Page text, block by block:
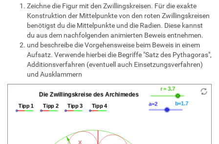
Zeichne die Figur mit den Zwillingskreisen. Für die exakte
Konstruktion der Mittelpunkte von den roten Zwillingskreisen
benötigst du die Mittelpunkte und die Radien. Diese kannst
du aus dem nachfolgenden animierten Beweis entnehmen.
und beschreibe die Vorgehensweise beim Beweis in einem
Aufsatz. Verwende hierbei die Begriffe "Satz des Pythagoras",
Additionsverfahren (eventuell auch Einsetzungsverfahren)
und Ausklammern